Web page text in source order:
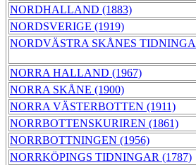
NORDHALLAND (1883)
NORDSVERIGE (1919)
NORDVÄSTRA SKÅNES
NORRA HALLAND (1967)
NORRA SKÅNE (1900)
NORRA VÄSTERBOTTEN (1911)
NORRBOTTENSKURIREN (1861)
NORRBOTTNINGEN (1956)
NORRKÖPINGS TIDNINGAR (1787)